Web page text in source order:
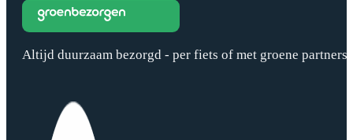
Altijd duurzaam bezorgd - per fiets of met groene partners